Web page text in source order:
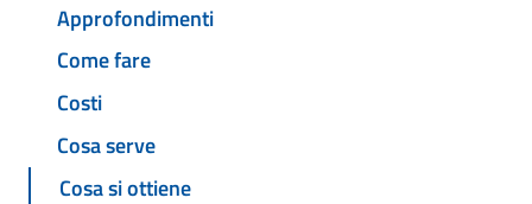
Approfondimenti
Come fare
Costi
Cosa serve
Cosa si ottiene